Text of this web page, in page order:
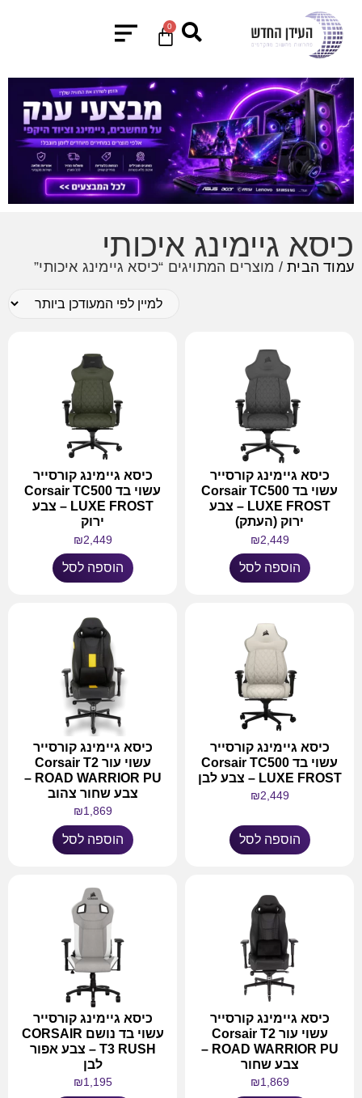
0
כיסא גיימינג איכותי
עמוד הבית/ מוצרים המתויגים “כיסא גיימינג איכותי”
כיסא גיימינג קורסייר
עשוי בד Corsair TC500
LUXE FROST – צבע
ירוק (העתק)
₪2,449
הוספה לסל
כיסא גיימינג קורסייר
עשוי בד Corsair TC500
LUXE FROST – צבע
ירוק
₪2,449
הוספה לסל
כיסא גיימינג קורסייר
עשוי בד Corsair TC500
LUXE FROST – צבע לבן
₪2,449
הוספה לסל
כיסא גיימינג קורסייר
עשוי עור Corsair T2
ROAD WARRIOR PU –
צבע שחור צהוב
₪1,869
הוספה לסל
כיסא גיימינג קורסייר
עשוי עור Corsair T2
ROAD WARRIOR PU –
צבע שחור
₪1,869
כיסא גיימינג קורסייר
עשוי בד נושם CORSAIR
T3 RUSH – צבע אפור
לבן
₪1,195